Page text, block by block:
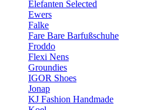
Elefanten Selected
Ewers
Falke
Fare Bare Barfußschuhe
Froddo
Flexi Nens
Groundies
IGOR Shoes
Jonap
KJ Fashion Handmade